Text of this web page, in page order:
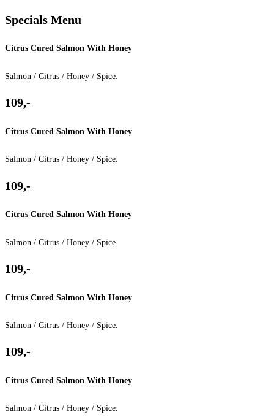
Specials Menu
Citrus Cured Salmon​ With Honey
Salmon / Citrus / Honey / Spice.
109,-
Citrus Cured Salmon​ With Honey
Salmon / Citrus / Honey / Spice.
109,-
Citrus Cured Salmon​ With Honey
Salmon / Citrus / Honey / Spice.
109,-
Citrus Cured Salmon​ With Honey
Salmon / Citrus / Honey / Spice.
109,-
Citrus Cured Salmon​ With Honey
Salmon / Citrus / Honey / Spice.